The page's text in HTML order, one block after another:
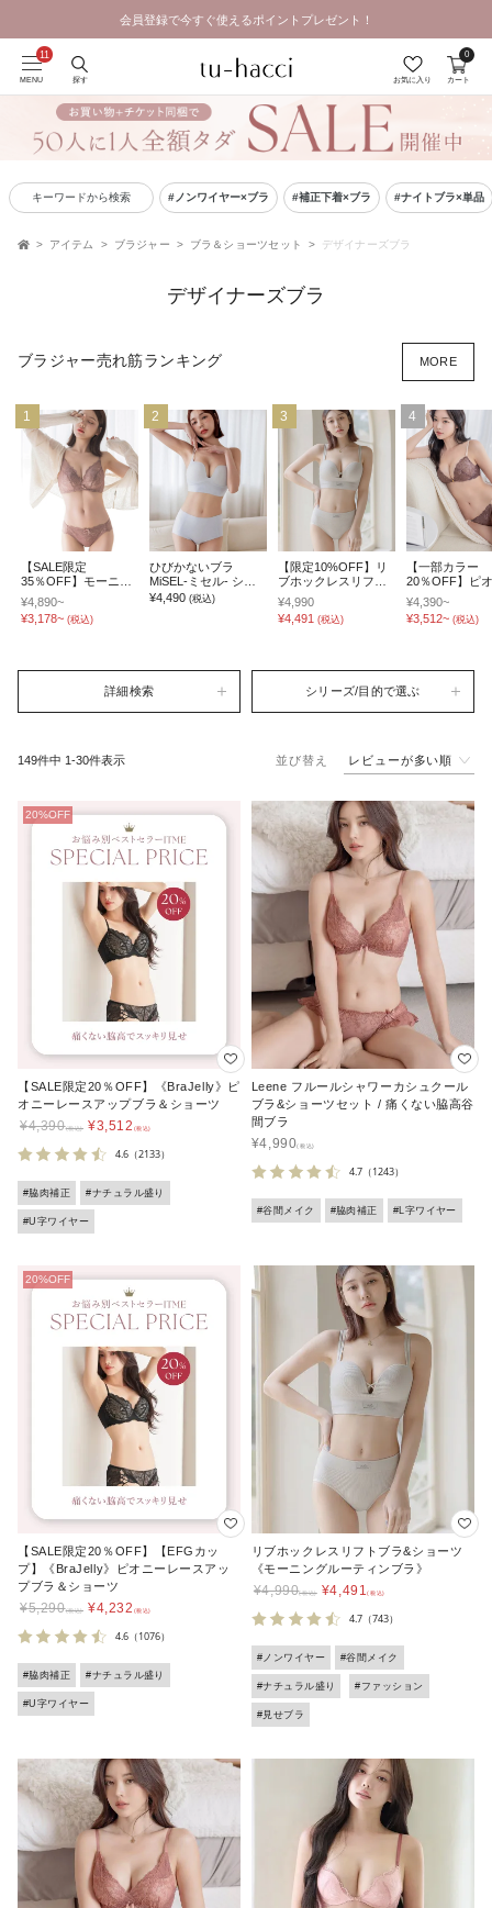
MENU 探す お気に入り カート
0
キーワードから検索 #ノンワイヤー×ブラ #補正下着×ブラ #ナイトブラ×単品
アイテム ブラジャー ブラ＆ショーツセット デザイナーズブラ
デザイナーズブラ
ブラジャー売れ筋ランキング MORE
1
【SALE限定
35％OFF】モーニン
グルーティンブラ ダ
スティフルールブラ&
ショーツセット
¥4,890~
¥3,178~ (税込)
2
ひびかないブラ
MiSEL-ミセル- シー
ムレス ノンワイヤー
¥4,490 (税込)
3
【限定10%OFF】リ
ブホックレスリフト
ブラ&ショーツ
《BRAmone Fashion
Glamorous》
¥4,990
¥4,491 (税込)
4
【一部カラー
20％OFF】ピ
レースフロン
クブラ&ショー
¥4,390~
¥3,512~ (税込)
詳細検索 シリーズ/目的で選ぶ
並び替え レビューが多い順
149件中 1-30件表示
【SALE限定20％OFF】《BraJelly》ピ
オニーレースアップブラ＆ショーツ
¥4,390 ¥3,512
4.6 （2133）
#脇肉補正 #ナチュラル盛り
#U字ワイヤー
Leene フルールシャワーカシュクール
ブラ&ショーツセット / 痛くない脇高谷
間ブラ
¥4,990
4.7（1243）
#谷間メイク #脇肉補正 #L字ワイヤー
【SALE限定20％OFF】【EFGカッ
プ】《BraJelly》ピオニーレースアッ
プブラ＆ショーツ
¥5,290 ¥4,232
4.6 （1076）
#脇肉補正 #ナチュラル盛り
#U字ワイヤー
リブホックレスリフトブラ&ショーツ
《モーニングルーティンブラ》
¥4,990 ¥4,491
4.7（743）
#ノンワイヤー #谷間メイク
#ナチュラル盛り #ファッション
#見せブラ